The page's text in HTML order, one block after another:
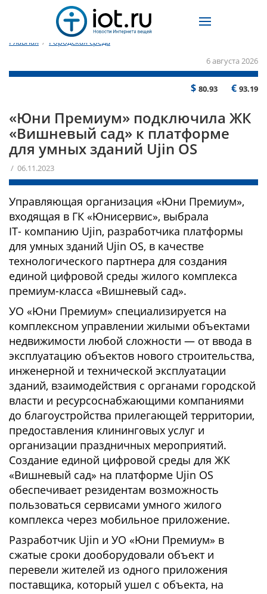
Главная / Городская среда
6 августа 2026
$ 80.93 € 93.19
«Юни Премиум» подключила ЖК
«Вишневый сад» к платформе
для умных зданий Ujin OS
/ 06.11.2023
Управляющая организация «Юни Премиум»,
входящая в ГК «Юнисервис», выбрала
IT- компанию Ujin, разработчика платформы
для умных зданий Ujin OS, в качестве
технологического партнера для создания
единой цифровой среды жилого комплекса
премиум-класса «Вишневый сад».
УО «Юни Премиум» специализируется на
комплексном управлении жилыми объектами
недвижимости любой сложности — от ввода в
эксплуатацию объектов нового строительства,
инженерной и технической эксплуатации
зданий, взаимодействия с органами городской
власти и ресурсоснабжающими компаниями
до благоустройства прилегающей территории,
предоставления клининговых услуг и
организации праздничных мероприятий.
Создание единой цифровой среды для ЖК
«Вишневый сад» на платформе Ujin OS
обеспечивает резидентам возможность
пользоваться сервисами умного жилого
комплекса через мобильное приложение.
Разработчик Ujin и УО «Юни Премиум» в
сжатые сроки дооборудовали объект и
перевели жителей из одного приложения
поставщика, который ушел с объекта, на